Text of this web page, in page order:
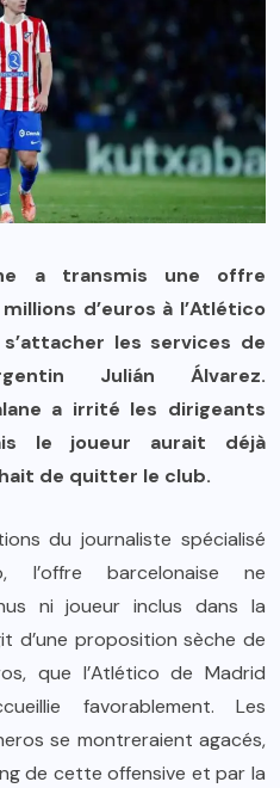
a transmis une offre
d’euros à l’Atlético
les services de
Julián Álvarez.
a irrité les dirigeants
le joueur aurait déjà
de quitter le club.
du journaliste spécialisé
l’offre barcelonaise ne
ni joueur inclus dans la
d’une proposition sèche de
que l’Atlético de Madrid
favorablement. Les
se montreraient agacés,
de cette offensive et par la